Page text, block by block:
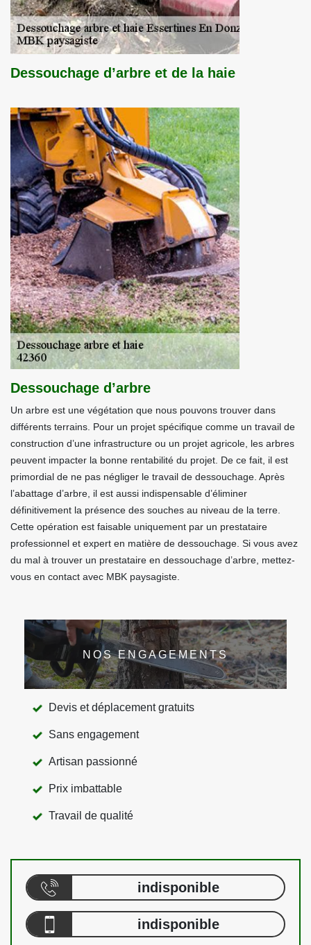
Dessouchage d’arbre et de la haie
Dessouchage d’arbre
Un arbre est une végétation que nous pouvons trouver dans
différents terrains. Pour un projet spécifique comme un travail de
construction d’une infrastructure ou un projet agricole, les arbres
peuvent impacter la bonne rentabilité du projet. De ce fait, il est
primordial de ne pas négliger le travail de dessouchage. Après
l’abattage d’arbre, il est aussi indispensable d’éliminer
définitivement la présence des souches au niveau de la terre.
Cette opération est faisable uniquement par un prestataire
professionnel et expert en matière de dessouchage. Si vous avez
du mal à trouver un prestataire en dessouchage d’arbre, mettez-
vous en contact avec MBK paysagiste.
NOS ENGAGEMENTS
Devis et déplacement gratuits
Sans engagement
Artisan passionné
Prix imbattable
Travail de qualité
indisponible
indisponible